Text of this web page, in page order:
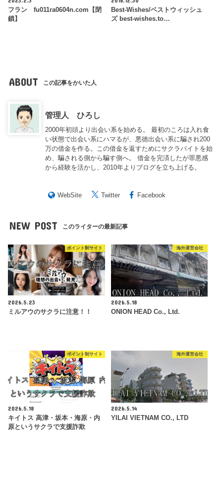
フラン fu011ra0604n.com【閉
鎖】
Best-Wishes/ベストウィッシュ
ズ best-wishes.to…
ABOUT この記事をかいた人
管理人 ひろし
2000年初頭より出会い系を始める。 最初のころは入れ食
い状態で出会い系にハマるが、悪徳出会い系に騙され200
万の借金を作る。この借金を返すためにサクラバイトを始
め、騙される側から騙す側へ。 借金を完済したが罪悪感
から経験を活かし、2010年よりブログを立ち上げる。
WebSite Twitter Facebook
NEW POST このライターの最新記事
ポイント制サイト
2026.5.23
ミルアウのサクラに注意！！
海外運営会社
2026.5.18
ONION HEAD Co., Ltd.
ポイント制サイト
2026.5.18
キイトス 高津・坂本・海原・内
原というサクラで支援詐欺
海外運営会社
2026.5.14
YILAI VIETNAM CO., LTD